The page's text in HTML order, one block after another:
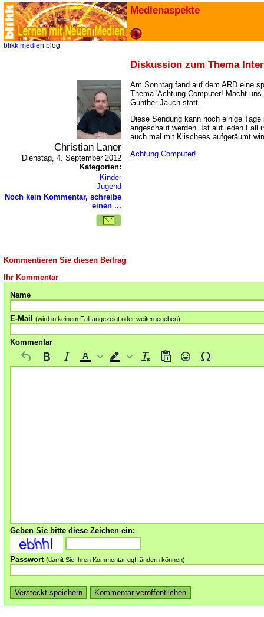
Medienaspekte
blikk medien blog
Diskussion zum Thema
Christian Laner
Dienstag, 4. September 2012
Kategorien:
Kinder
Jugend
Noch kein Kommentar, schreibe
einen ...
Am Sonntag fand auf dem ARD eine
Thema 'Achtung Computer! Macht
Günther Jauch statt.
Diese Sendung kann noch einige
angeschaut werden. Ist auf jeden Fall
auch mal mit Klischees aufgeräumt
Achtung Computer!
Kommentieren Sie diesen Beitrag
Ihr Kommentar
Name
E-Mail (wird in keinem Fall angezeigt oder weitergegeben)
Kommentar
Geben Sie bitte diese Zeichen ein:
Passwort (damit Sie Ihren Kommentar ggf. ändern können)